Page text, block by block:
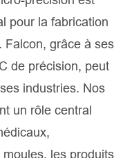
pour la fabrication
Falcon, grâce à ses
de précision, peut
industries. Nos
un rôle central
les produits